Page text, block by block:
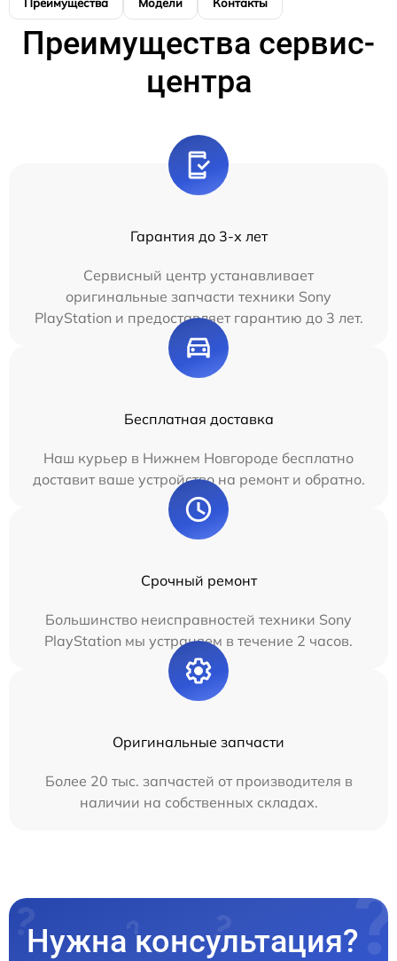
Преимущества сервис-
центра
Гарантия до 3-х лет
Сервисный центр устанавливает
оригинальные запчасти техники Sony
PlayStation и предоставляет гарантию до 3 лет.
Бесплатная доставка
Наш курьер в Нижнем Новгороде бесплатно
доставит ваше устройство на ремонт и обратно.
Срочный ремонт
Большинство неисправностей техники Sony
PlayStation мы устраняем в течение 2 часов.
Оригинальные запчасти
Более 20 тыс. запчастей от производителя в
наличии на собственных складах.
Нужна консультация?